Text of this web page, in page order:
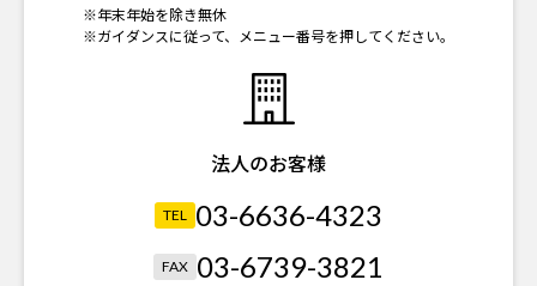
※年末年始を除き無休
※ガイダンスに従って、メニュー番号を押してください。
法人のお客様
TEL 03-6636-4323
FAX 03-6739-3821